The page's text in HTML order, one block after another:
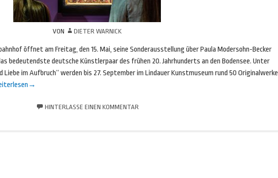
VON DIETER WARNICK
öffnet am Freitag, den 15. Mai, seine Sonderausstellung über Paula Modersohn-Becker
bedeutendste deutsche Künstlerpaar des frühen 20. Jahrhunderts an den Bodensee. Unter
im Aufbruch“ werden bis 27. September im Lindauer Kunstmuseum rund 50 Originalwerke
→
HINTERLASSE EINEN KOMMENTAR